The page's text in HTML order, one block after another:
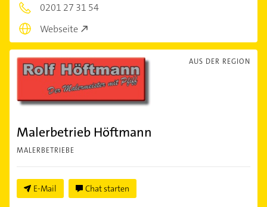
0201 27 31 54
Webseite
AUS DER REGION
Malerbetrieb Höftmann
MALERBETRIEBE
E-Mail Chat starten